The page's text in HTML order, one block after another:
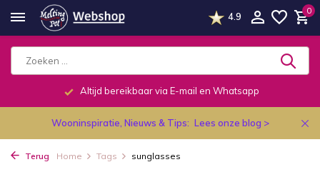
4.9
0
Altijd bereikbaar via E-mail en Whatsapp
Wooninspiratie, Nieuws & Tips: Lees onze blog >
Terug Home Tags sunglasses